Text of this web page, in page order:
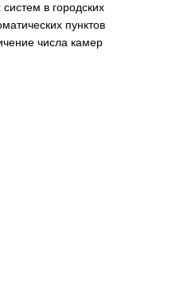
в городских
пунктов
числа камер